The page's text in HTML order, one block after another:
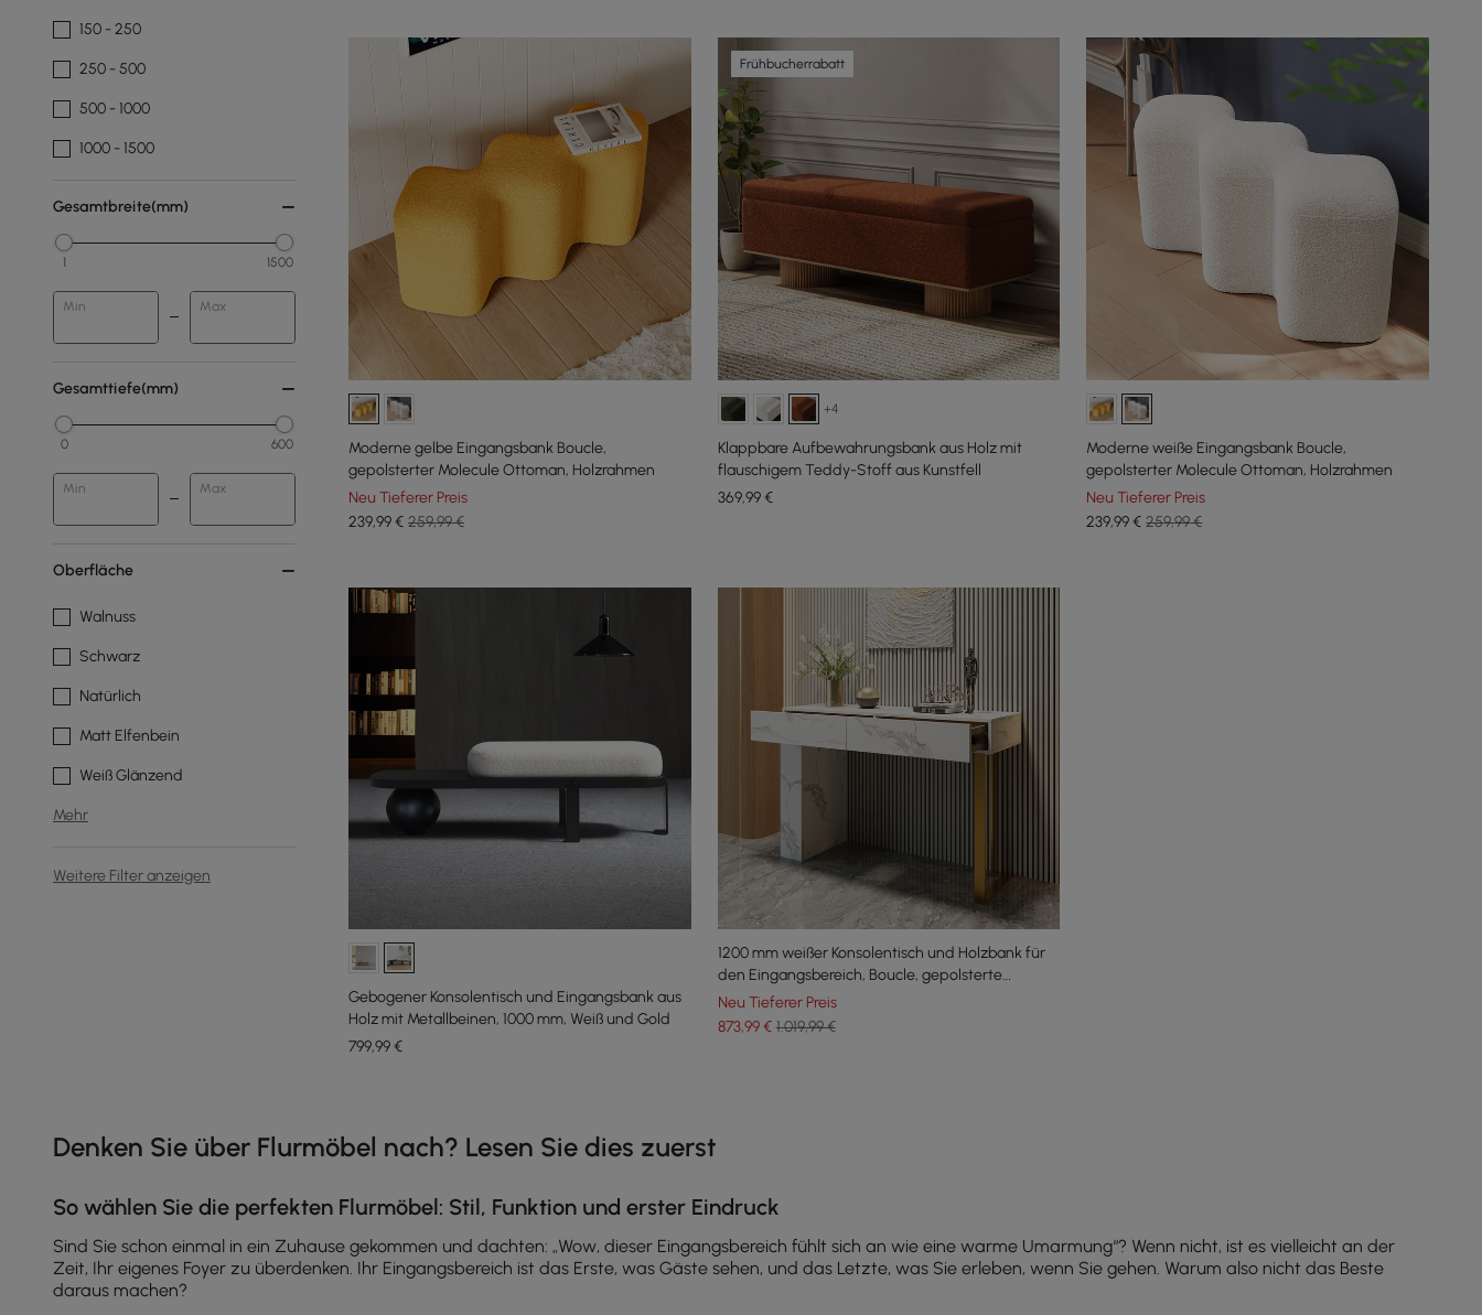
150 - 250
250 - 500
500 - 1000
1000 - 1500
Gesamtbreite(mm)
1 1500
Min Max
Gesamttiefe(mm)
0 600
Min Max
Oberfläche
Walnuss
Schwarz
Natürlich
Matt Elfenbein
Weiß Glänzend
Mehr
Weitere Filter anzeigen
Moderne gelbe Eingangsbank Boucle,
gepolsterter Molecule Ottoman, Holzrahmen
Neu Tieferer Preis
239,99€ 259,99 €
Frühbucherrabatt
+4
Klappbare Aufbewahrungsbank aus Holz mit
flauschigem Teddy-Stoff aus Kunstfell
369,99€
Moderne weiße Eingangsbank Boucle,
gepolsterter Molecule Ottoman, Holzrahmen
Neu Tieferer Preis
239,99€ 259,99 €
Gebogener Konsolentisch und Eingangsbank aus
Holz mit Metallbeinen, 1000 mm, Weiß und Gold
799,99€
1200 mm weißer Konsolentisch und Holzbank für
den Eingangsbereich, Boucle, gepolsterte
Metallbeine
Neu Tieferer Preis
873,99€ 1.019,99 €
Denken Sie über Flurmöbel nach? Lesen Sie dies zuerst
So wählen Sie die perfekten Flurmöbel: Stil, Funktion und erster Eindruck
Sind Sie schon einmal in ein Zuhause gekommen und dachten: „Wow, dieser Eingangsbereich fühlt sich an wie eine warme Umarmung“? Wenn nicht, ist es vielleicht an der
Zeit, Ihr eigenes Foyer zu überdenken. Ihr Eingangsbereich ist das Erste, was Gäste sehen, und das Letzte, was Sie erleben, wenn Sie gehen. Warum also nicht das Beste
daraus machen?